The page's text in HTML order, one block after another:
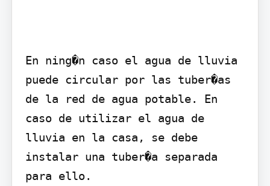
En ning�n caso el agua de lluvia
puede circular por las tuber�as
de la red de agua potable. En
caso de utilizar el agua de
lluvia en la casa, se debe
instalar una tuber�a separada
para ello.